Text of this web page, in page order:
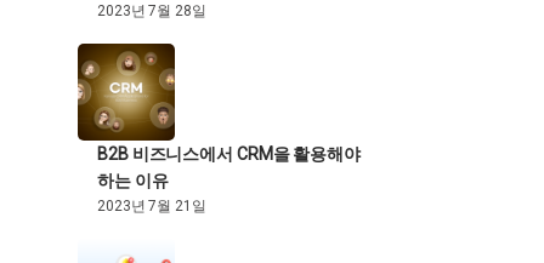
2023년 7월 28일
B2B 비즈니스에서 CRM을 활용해야
하는 이유
2023년 7월 21일